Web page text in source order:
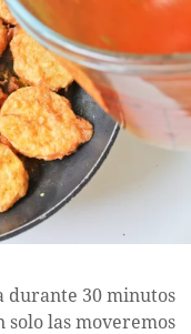
durante 30 minutos
solo las moveremos